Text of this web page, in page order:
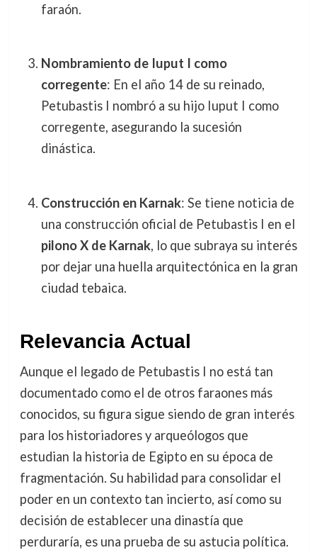
faraón.
Nombramiento de Iuput I como
corregente: En el año 14 de su reinado,
Petubastis I nombró a su hijo Iuput I como
corregente, asegurando la sucesión
dinástica.
Construcción en Karnak: Se tiene noticia de
una construcción oficial de Petubastis I en el
pilono X de Karnak, lo que subraya su interés
por dejar una huella arquitectónica en la gran
ciudad tebaica.
Relevancia Actual
Aunque el legado de Petubastis I no está tan
documentado como el de otros faraones más
conocidos, su figura sigue siendo de gran interés
para los historiadores y arqueólogos que
estudian la historia de Egipto en su época de
fragmentación. Su habilidad para consolidar el
poder en un contexto tan incierto, así como su
decisión de establecer una dinastía que
perduraría, es una prueba de su astucia política.